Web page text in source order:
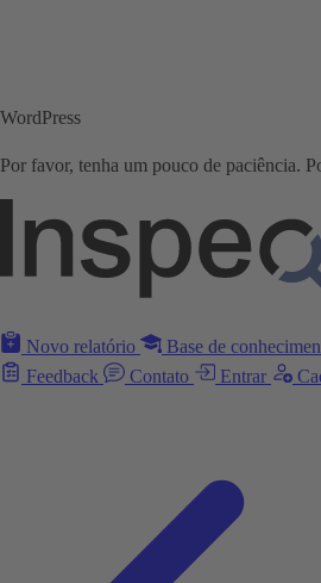
WordPress
Por favor, tenha um pouco de paciência.
Novo relatório Base de
Feedback
Contato Entrar